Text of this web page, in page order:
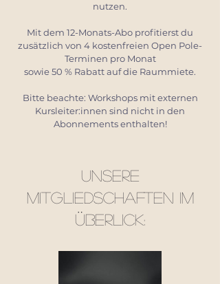
nutzen.
Mit dem 12-Monats-Abo profitierst du
zusätzlich von 4 kostenfreien Open Pole-
Terminen pro Monat
sowie 50 % Rabatt auf die Raummiete.
Bitte beachte: Workshops mit externen
Kursleiter:innen sind nicht in den
Abonnements enthalten!
Unsere
Mitgliedschaften im
Überlick: